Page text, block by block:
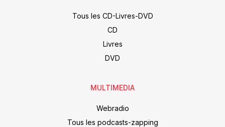
Tous les CD-Livres-DVD
CD
Livres
DVD
MULTIMEDIA
Webradio
Tous les podcasts-zapping